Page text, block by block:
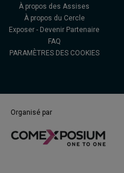
À propos des Assises
À propos du Cercle
Exposer - Devenir Partenaire
FAQ
PARAMÈTRES DES COOKIES
Organisé par